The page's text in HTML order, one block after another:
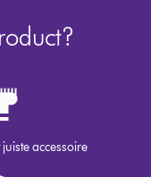
accessoire